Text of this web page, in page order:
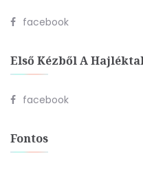
facebook
Első Kézből A
facebook
Fontos